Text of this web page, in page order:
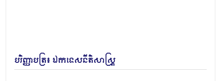
បរិញ្ញាបត្រ៖ ឯកទេសនីតិសាស្រ្ត